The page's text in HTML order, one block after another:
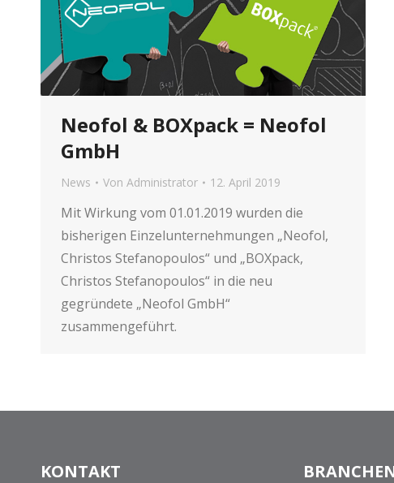
Neofol & BOXpack = Neofol
GmbH
News Von Administrator 12. April 2019
Mit Wirkung vom 01.01.2019 wurden die
bisherigen Einzelunternehmungen „Neofol,
Christos Stefanopoulos“ und „BOXpack,
Christos Stefanopoulos“ in die neu
gegründete „Neofol GmbH“
zusammengeführt.
KONTAKT